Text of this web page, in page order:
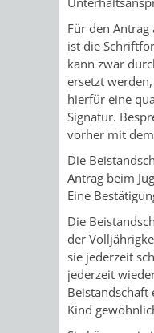
STADT
Für den
ist die
kann zwar
ersetzt
hierfür eine
Signatur.
vorher mit
Die
Antrag beim
Eine
Die
der
sie jederzeit
jederzeit
Beistandschaft
Kind